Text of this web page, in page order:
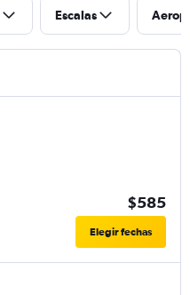
Escalas
$585
Elegir fechas